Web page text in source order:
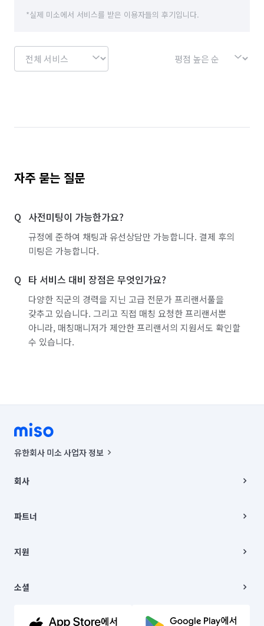
*실제 미소에서 서비스를 받은 이용자들의 후기입니다.
자주 묻는 질문
사전미팅이 가능한가요?
규정에 준하여 채팅과 유선상담만 가능합니다. 결제 후의
미팅은 가능합니다.
타 서비스 대비 장점은 무엇인가요?
다양한 직군의 경력을 지닌 고급 전문가 프리랜서풀을
갖추고 있습니다. 그리고 직접 매칭 요청한 프리랜서뿐
아니라, 매칭매니저가 제안한 프리랜서의 지원서도 확인할
수 있습니다.
유한회사 미소 사업자 정보
00019 |
주소 | 본사: 서울특별시 종로구 율곡로 6(중학동, 트윈트리빌딩) B동 5층
컨택센터 : 서울특별시 종로구 수송동 율곡로 24, 7층, 8층 미소
상품, 상품정보, 거래에 관한 의무와 책임은 거래당사자에게 있습니다.
언론 보도 관련 문의:
© 유한회사 미소. Miso, Inc. All Rights Reserved.
회사
채용
파트너
이사
지원
이용약관
문의하기
소셜
유튜브